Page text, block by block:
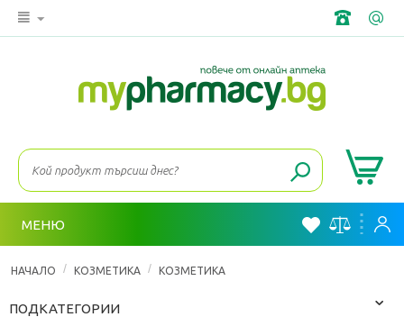
МЕНЮ
НАЧАЛО / КОЗМЕТИКА / КОЗМЕТИКА
ПОДКАТЕГОРИИ